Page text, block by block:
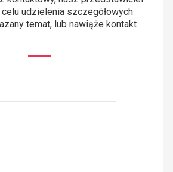
udzielenia szczegółowych
temat, lub nawiąże kontakt